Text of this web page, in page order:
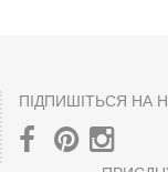
ПІДПИШІТЬСЯ НА